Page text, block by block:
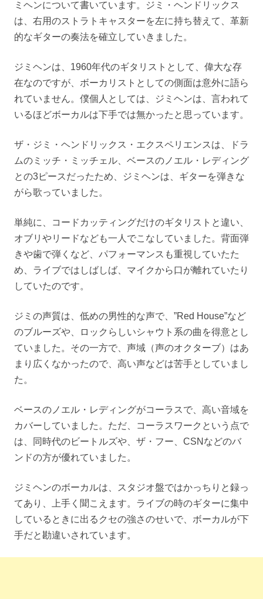
ミヘンについて書いています。ジミ・ヘンドリックス
は、右用のストラトキャスターを左に持ち替えて、革新
的なギターの奏法を確立していきました。
ジミヘンは、1960年代のギタリストとして、偉大な存
在なのですが、ボーカリストとしての側面は意外に語ら
れていません。僕個人としては、ジミヘンは、言われて
いるほどボーカルは下手では無かったと思っています。
ザ・ジミ・ヘンドリックス・エクスペリエンスは、ドラ
ムのミッチ・ミッチェル、ベースのノエル・レディング
との3ピースだったため、ジミヘンは、ギターを弾きな
がら歌っていました。
単純に、コードカッティングだけのギタリストと違い、
オブリやリードなども一人でこなしていました。背面弾
きや歯で弾くなど、パフォーマンスも重視していたた
め、ライブではしばしば、マイクから口が離れていたり
していたのです。
ジミの声質は、低めの男性的な声で、”Red House”など
のブルーズや、ロックらしいシャウト系の曲を得意とし
ていました。その一方で、声域（声のオクターブ）はあ
まり広くなかったので、高い声などは苦手としていまし
た。
ベースのノエル・レディングがコーラスで、高い音域を
カバーしていました。ただ、コーラスワークという点で
は、同時代のビートルズや、ザ・フー、CSNなどのバ
ンドの方が優れていました。
ジミヘンのボーカルは、スタジオ盤ではかっちりと録っ
てあり、上手く聞こえます。ライブの時のギターに集中
しているときに出るクセの強さのせいで、ボーカルが下
手だと勘違いされています。